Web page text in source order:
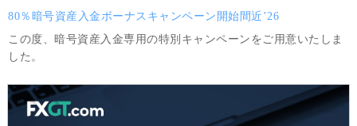
80％暗号資産入金ボーナスキャンペーン開始間近’26
この度、暗号資産入金専用の特別キャンペーンをご用意いたしま
した。